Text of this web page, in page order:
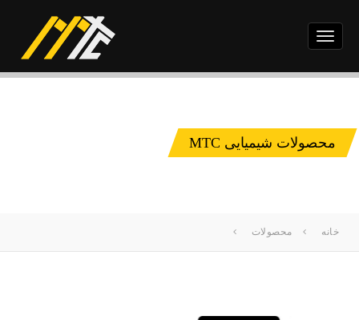
Toggle
navigation
محصولات شیمیایی MTC
خانه محصولات